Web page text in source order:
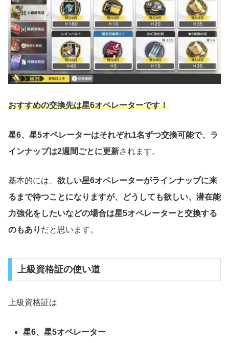
おすすめの交換先は星6オペレーターです！
星6、星5オペレーターはそれぞれ1名ずつ交換可能で、ラ
インナップは2週間ごとに更新されます。
基本的には、 欲しい星6オペレーターがラインナップに来
るまで待つことになりますが、どうしても欲しい、潜在能
力強化をしたいなどの場合は星5オペレーターと交換する
のもあり だと思います。
上級資格証の使い道
上級資格証は
星6、星5オペレーター